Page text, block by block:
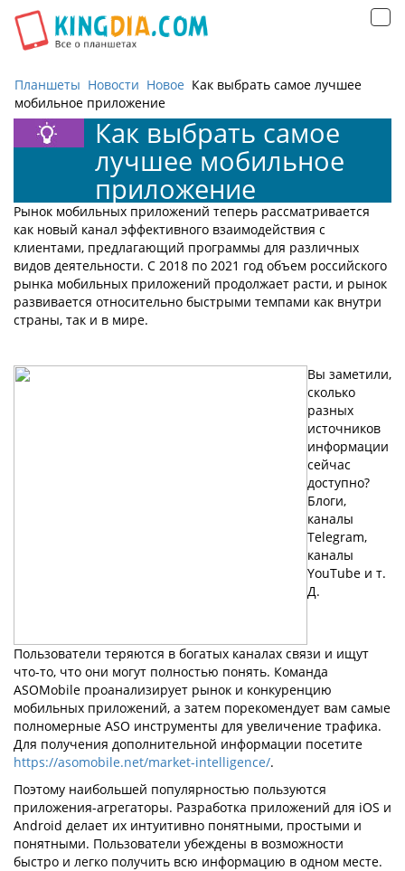
Планшеты Новости Новое Как выбрать самое лучшее
мобильное приложение
Как выбрать самое
лучшее мобильное
приложение
Рынок мобильных приложений теперь рассматривается
как новый канал эффективного взаимодействия с
клиентами, предлагающий программы для различных
видов деятельности. С 2018 по 2021 год объем российского
рынка мобильных приложений продолжает расти, и рынок
развивается относительно быстрыми темпами как внутри
страны, так и в мире.
Вы заметили,
сколько
разных
источников
информации
сейчас
доступно?
Блоги,
каналы
Telegram,
каналы
YouTube и т.
Д.
Пользователи теряются в богатых каналах связи и ищут
что-то, что они могут полностью понять. Команда
ASOMobile проанализирует рынок и конкуренцию
мобильных приложений, а затем порекомендует вам самые
полномерные ASO инструменты для увеличение трафика.
Для получения дополнительной информации посетите
https://asomobile.net/market-intelligence/.
Поэтому наибольшей популярностью пользуются
приложения-агрегаторы. Разработка приложений для iOS и
Android делает их интуитивно понятными, простыми и
понятными. Пользователи убеждены в возможности
быстро и легко получить всю информацию в одном месте.